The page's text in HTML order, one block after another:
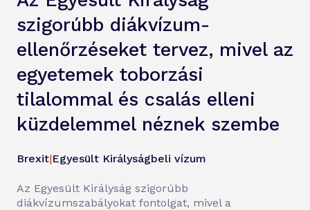
szigorúbb diákvízum-
ellenőrzéseket tervez, mivel az
egyetemek toborzási
tilalommal és csalás elleni
küzdelemmel néznek szembe
Brexit|Egyesült Királyságbeli vízum
Az Egyesült Királyság szigorúbb
diákvízumszabályokat fontolgat, mivel a